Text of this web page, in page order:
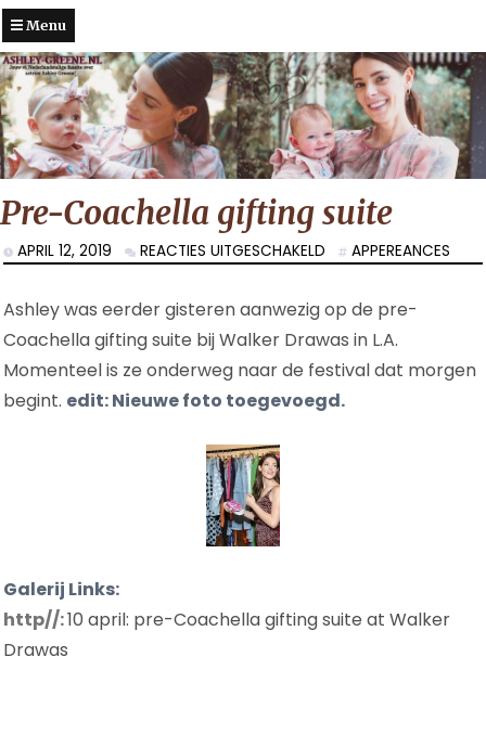
Menu
Pre-Coachella gifting suite
APRIL 12, 2019 REACTIES UITGESCHAKELD VOOR
PRE-
GIFTING
SUITE
APPEREANCES
Ashley was eerder gisteren aanwezig op de pre-
Coachella gifting suite bij Walker Drawas in L.A.
Momenteel is ze onderweg naar de festival dat morgen
begint. edit: Nieuwe foto toegevoegd.
Galerij Links:
http//:10 april: pre-Coachella gifting suite at Walker
Drawas